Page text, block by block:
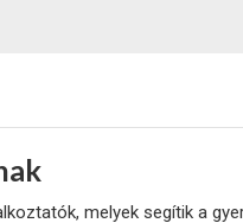
melyek segítik a